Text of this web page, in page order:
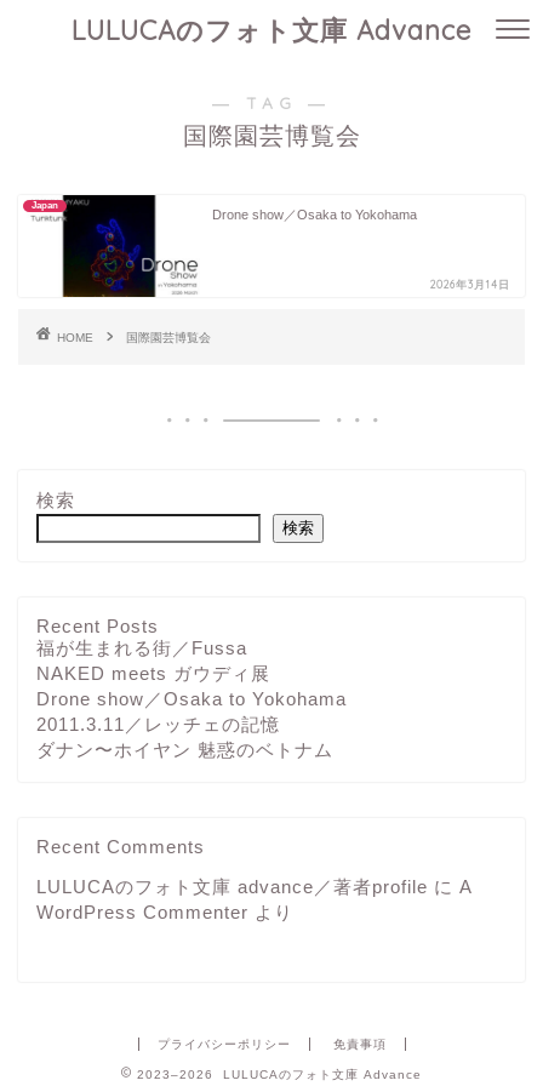
LULUCAのフォト文庫 Advance
― TAG ―
国際園芸博覧会
Japan
Drone show／Osaka to Yokohama
2026年3月14日
HOME 国際園芸博覧会
検索
検索
Recent Posts
福が生まれる街／Fussa
NAKED meets ガウディ展
Drone show／Osaka to Yokohama
2011.3.11／レッチェの記憶
ダナン〜ホイヤン 魅惑のベトナム
Recent Comments
LULUCAのフォト文庫 advance／著者profile に A
WordPress Commenter より
プライバシーポリシー 免責事項
2023–2026 LULUCAのフォト文庫 Advance